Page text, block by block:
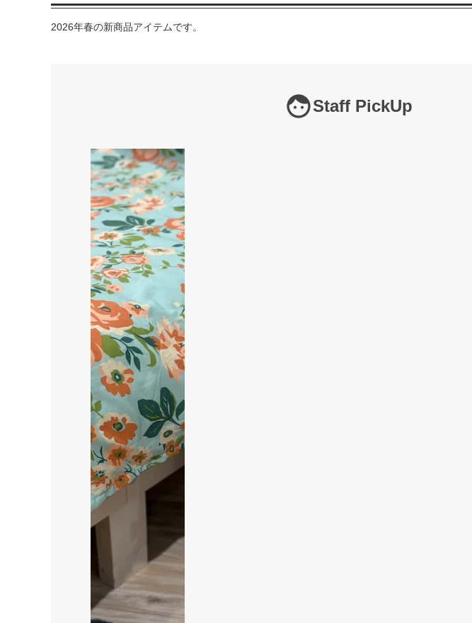
2026年春の新商品アイテムです。
Staff PickUp